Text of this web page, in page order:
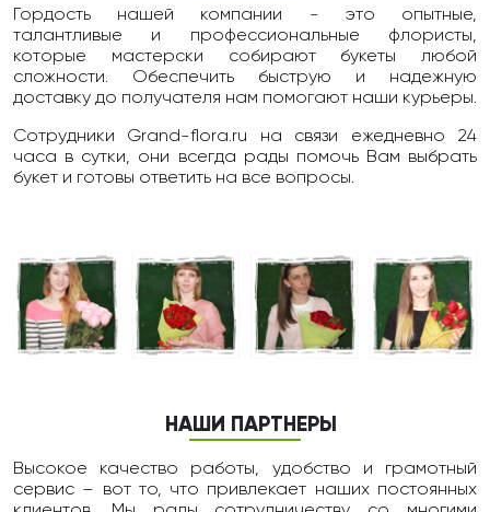
Гордость нашей компании - это опытные,
талантливые и профессиональные флористы,
которые мастерски собирают букеты любой
сложности. Обеспечить быструю и надежную
доставку до получателя нам помогают наши курьеры.
Сотрудники Grand-flora.ru на связи ежедневно 24
чаcа в сутки, они всегда рады помочь Вам выбрать
букет и готовы ответить на все вопросы.
НАШИ ПАРТНЕРЫ
Высокое качество работы, удобство и грамотный
сервис – вот то, что привлекает наших постоянных